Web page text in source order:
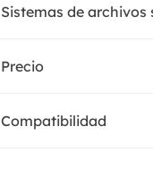
Sistemas de archivos
Precio
Compatibilidad